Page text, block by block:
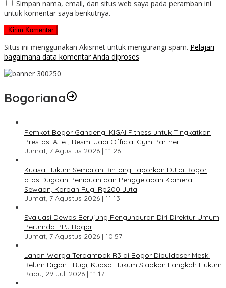
Simpan nama, email, dan situs web saya pada peramban ini
untuk komentar saya berikutnya.
Situs ini menggunakan Akismet untuk mengurangi spam. Pelajari
bagaimana data komentar Anda diproses
Bogoriana
Pemkot Bogor Gandeng IKIGAI Fitness untuk Tingkatkan
Prestasi Atlet, Resmi Jadi Official Gym Partner
Jumat, 7 Agustus 2026 | 11:26
Kuasa Hukum Sembilan Bintang Laporkan DJ di Bogor
atas Dugaan Penipuan dan Penggelapan Kamera
Sewaan, Korban Rugi Rp200 Juta
Jumat, 7 Agustus 2026 | 11:13
Evaluasi Dewas Berujung Pengunduran Diri Direktur Umum
Perumda PPJ Bogor
Jumat, 7 Agustus 2026 | 10:57
Lahan Warga Terdampak R3 di Bogor Dibuldoser Meski
Belum Diganti Rugi, Kuasa Hukum Siapkan Langkah Hukum
Rabu, 29 Juli 2026 | 11:17